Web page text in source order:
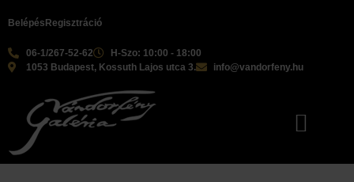
06-1/267-52-62
H-Szo: 10:00 - 18:00
1053 Budapest, Kossuth Lajos utca 3.
info@vandorfeny.hu
Belépés Regisztráció